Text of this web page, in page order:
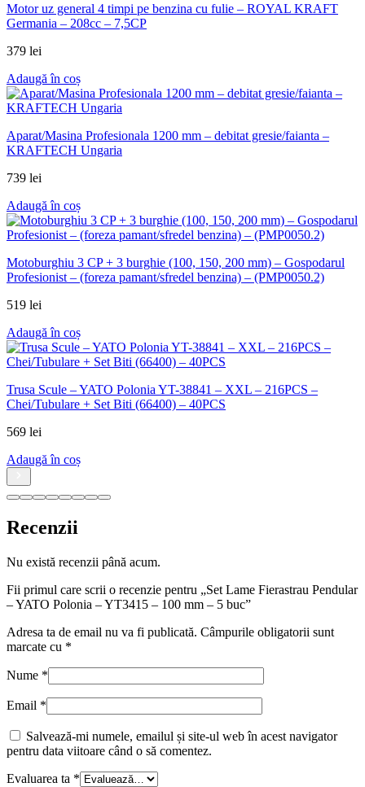
Motor uz general 4 timpi pe benzina cu fulie – ROYAL KRAFT
Germania – 208cc – 7,5CP
379 lei
Adaugă în coș
Aparat/Masina Profesionala 1200 mm – debitat gresie/faianta –
KRAFTECH Ungaria
739 lei
Adaugă în coș
Motoburghiu 3 CP + 3 burghie (100, 150, 200 mm) – Gospodarul
Profesionist – (foreza pamant/sfredel benzina) – (PMP0050.2)
519 lei
Adaugă în coș
Trusa Scule – YATO Polonia YT-38841 – XXL – 216PCS –
Chei/Tubulare + Set Biti (66400) – 40PCS
569 lei
Adaugă în coș
Recenzii
Nu există recenzii până acum.
Fii primul care scrii o recenzie pentru „Set Lame Fierastrau Pendular
– YATO Polonia – YT3415 – 100 mm – 5 buc”
Adresa ta de email nu va fi publicată. Câmpurile obligatorii sunt
marcate cu *
Nume *
Email *
Salvează-mi numele, emailul și site-ul web în acest navigator
pentru data viitoare când o să comentez.
Evaluarea ta *